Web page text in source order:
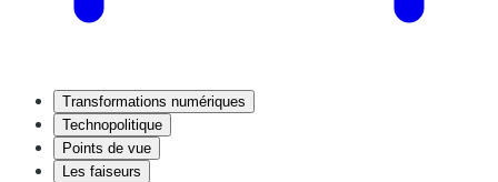
Transformations numériques
Technopolitique
Points de vue
Les faiseurs